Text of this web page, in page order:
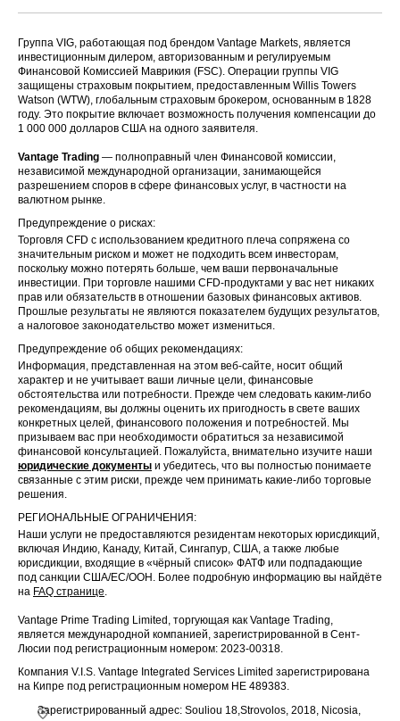
Группа VIG, работающая под брендом Vantage Markets, является
инвестиционным дилером, авторизованным и регулируемым
Финансовой Комиссией Маврикия (FSC). Операции группы VIG
защищены страховым покрытием, предоставленным Willis Towers
Watson (WTW), глобальным страховым брокером, основанным в 1828
году. Это покрытие включает возможность получения компенсации до
1 000 000 долларов США на одного заявителя.
Vantage Trading — полноправный член Финансовой комиссии,
независимой международной организации, занимающейся
разрешением споров в сфере финансовых услуг, в частности на
валютном рынке.
Предупреждение о рисках:
Торговля CFD с использованием кредитного плеча сопряжена со
значительным риском и может не подходить всем инвесторам,
поскольку можно потерять больше, чем ваши первоначальные
инвестиции. При торговле нашими CFD-продуктами у вас нет никаких
прав или обязательств в отношении базовых финансовых активов.
Прошлые результаты не являются показателем будущих результатов,
а налоговое законодательство может измениться.
Предупреждение об общих рекомендациях:
Информация, представленная на этом веб-сайте, носит общий
характер и не учитывает ваши личные цели, финансовые
обстоятельства или потребности. Прежде чем следовать каким-либо
рекомендациям, вы должны оценить их пригодность в свете ваших
конкретных целей, финансового положения и потребностей. Мы
призываем вас при необходимости обратиться за независимой
финансовой консультацией. Пожалуйста, внимательно изучите наши
юридические документы и убедитесь, что вы полностью понимаете
связанные с этим риски, прежде чем принимать какие-либо торговые
решения.
РЕГИОНАЛЬНЫЕ ОГРАНИЧЕНИЯ:
Наши услуги не предоставляются резидентам некоторых юрисдикций,
включая Индию, Канаду, Китай, Сингапур, США, а также любые
юрисдикции, входящие в «чёрный список» ФАТФ или подпадающие
под санкции США/ЕС/ООН. Более подробную информацию вы найдёте
на FAQ странице.
Vantage Prime Trading Limited, торгующая как Vantage Trading,
является международной компанией, зарегистрированной в Сент-
Люсии под регистрационным номером: 2023-00318.
Компания V.I.S. Vantage Integrated Services Limited зарегистрирована
на Кипре под регистрационным номером HE 489383.
Зарегистрированный адрес: Souliou 18,Strovolos, 2018, Nicosia,